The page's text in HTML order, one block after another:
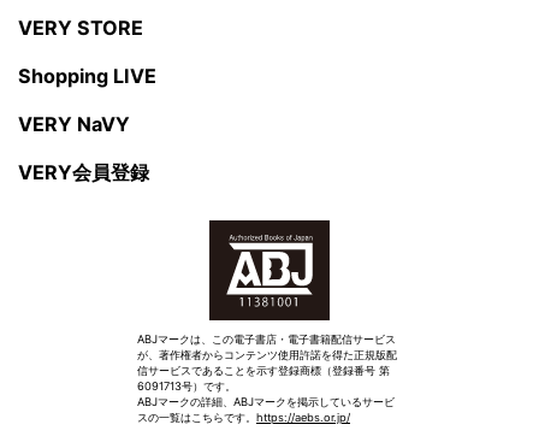
VERY STORE
Shopping LIVE
VERY NaVY
VERY会員登録
ABJマークは、この電子書店・電子書籍配信サービス
が、著作権者からコンテンツ使用許諾を得た正規版配
信サービスであることを示す登録商標（登録番号 第
6091713号）です。
ABJマークの詳細、ABJマークを掲示しているサービ
スの一覧はこちらです。 https://aebs.or.jp/